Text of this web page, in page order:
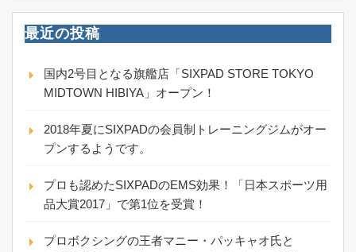
最近の投稿
国内2号目となる旗艦店「SIXPAD STORE TOKYO
MIDTOWN HIBIYA」オープン！
2018年夏にSIXPADの会員制トレーニングジムがオー
プンするようです。
プロも認めたSIXPADのEMS効果！「日本スポーツ用
品大賞2017」で第1位を受賞！
プロボクシングの王者マニー・パッキャオ氏と